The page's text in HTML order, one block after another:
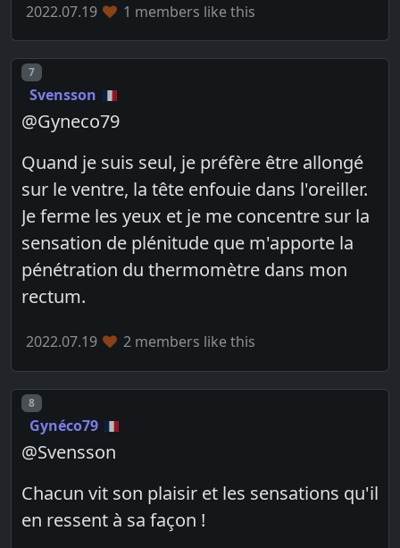
2022.07.19 1 members like this
Post number
7
Svensson
@Gyneco79
Quand je suis seul, je préfère être allongé
sur le ventre, la tête enfouie dans l'oreiller.
Je ferme les yeux et je me concentre sur la
sensation de plénitude que m'apporte la
pénétration du thermomètre dans mon
rectum.
2022.07.19 2 members like this
Post number
8
Gynéco79
@Svensson
Chacun vit son plaisir et les sensations qu'il
en ressent à sa façon !